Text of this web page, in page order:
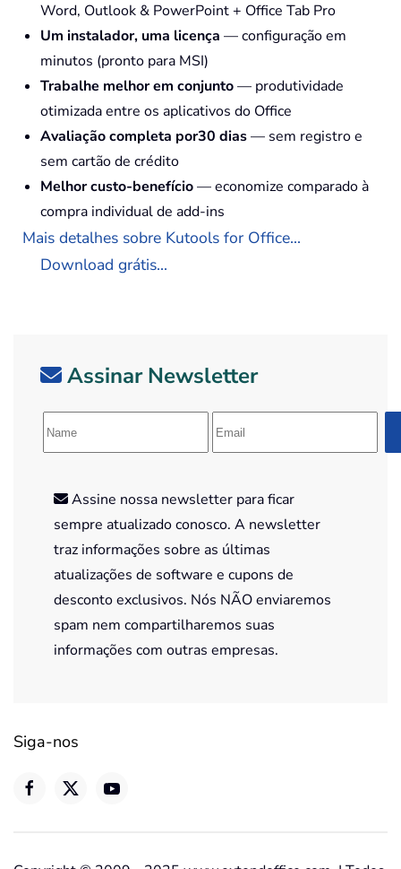
Word, Outlook & PowerPoint + Office Tab Pro
Um instalador, uma licença — configuração em
minutos (pronto para MSI)
Trabalhe melhor em conjunto— produtividade
otimizada entre os aplicativos do Office
Avaliação completa por30 dias— sem registro e
sem cartão de crédito
Melhor custo-benefício— economize comparado à
compra individual de add-ins
Mais detalhes sobre Kutools for Office...
Download grátis...
Assinar Newsletter
Assine nossa newsletter para ficar
sempre atualizado conosco. A newsletter
traz informações sobre as últimas
atualizações de software e cupons de
desconto exclusivos. Nós NÃO enviaremos
spam nem compartilharemos suas
informações com outras empresas.
Siga-nos